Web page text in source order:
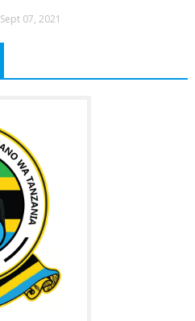
Sept 07, 2021